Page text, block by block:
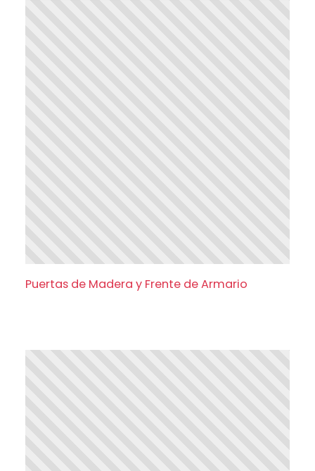
Puertas de Madera y Frente de Armario